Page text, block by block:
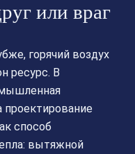
или враг
горячий воздух
ресурс. В
проектирование
способ
вытяжной